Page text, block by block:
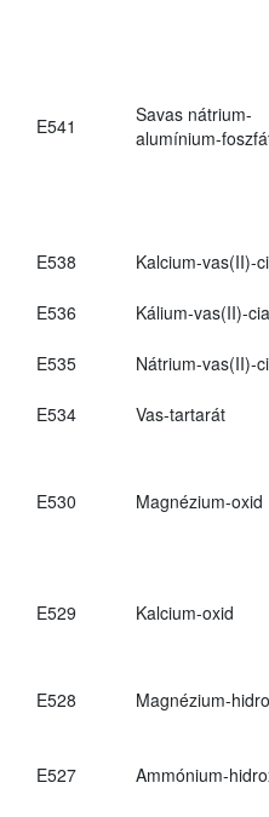
E541
Savas nátrium-
alumínium-
E538 Kalcium-vas(II)-
E536
Kálium-vas(II)-
E535
Nátrium-vas(II)-
E534
Vas-tartarát
E530 Magnézium-oxid
E529 Kalcium-oxid
E528 Magnézium-
E527 Ammónium-